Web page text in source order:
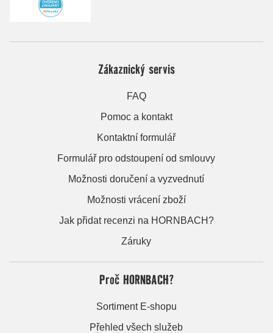
Zákaznický servis
FAQ
Pomoc a kontakt
Kontaktní formulář
Formulář pro odstoupení od smlouvy
Možnosti doručení a vyzvednutí
Možnosti vrácení zboží
Jak přidat recenzi na HORNBACH?
Záruky
Proč HORNBACH?
Sortiment E-shopu
Přehled všech služeb